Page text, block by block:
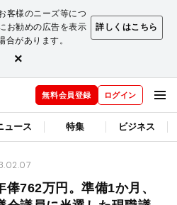
客様のニーズ等につ
お勧めの広告を表示
があります。
詳しくはこちら
×
無料会員登録 ログイン
ュース 特集 ビジネス
762万円。準備1か月、